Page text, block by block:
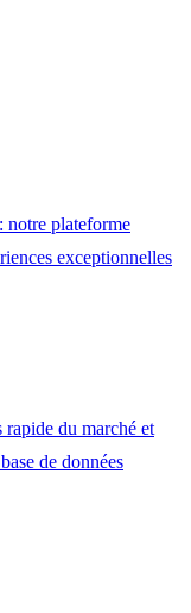
notre plateforme
exceptionnelles
rapide du marché et
de données